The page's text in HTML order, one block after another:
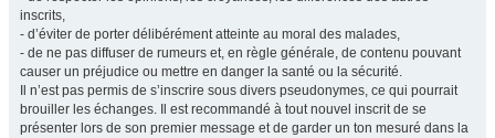
inscrits,
- d’éviter de porter délibérément atteinte au moral des malades,
- de ne pas diffuser de rumeurs et, en règle générale, de contenu pouvant
causer un préjudice ou mettre en danger la santé ou la sécurité.
Il n’est pas permis de s’inscrire sous divers pseudonymes, ce qui pourrait
brouiller les échanges. Il est recommandé à tout nouvel inscrit de se
présenter lors de son premier message et de garder un ton mesuré dans la